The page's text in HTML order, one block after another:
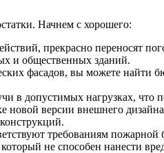
Начнем с хорошего:
прекрасно переносят
и общественных зданий.
фасадов, вы можете
в допустимых нагрузках, что
новой версии внешнего
требованиям пожарной
не способен нанести